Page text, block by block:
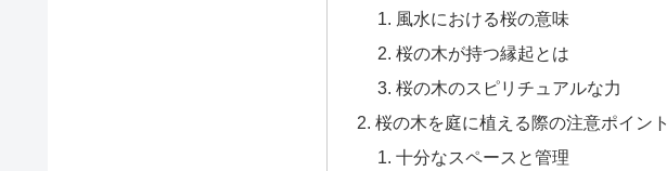
風水における桜の意味
桜の木が持つ縁起とは
桜の木のスピリチュアルな力
桜の木を庭に植える際の注意ポイント
十分なスペースと管理